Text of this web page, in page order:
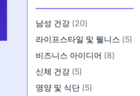
남성 건강 (20)
라이프스타일 및 웰니스 (5)
비즈니스 아이디어 (8)
신체 건강 (5)
영양 및 식단 (5)